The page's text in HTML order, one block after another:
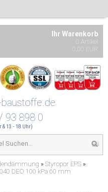
Ihr Warenkorb
0 Artikel
0,00 EUR
93 898 0
& 13 - 18 Uhr)
» Styropor EPS »
DEO 100 kPa 60 mm